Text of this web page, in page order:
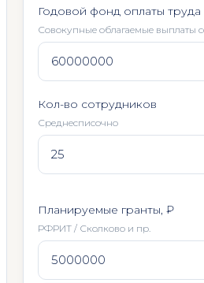
Годовой фонд оплаты
Совокупные облагаемые выплаты
Кол-во сотрудников
Среднесписочно
Планируемые гранты, ₽
РФРИТ / Сколково и пр.